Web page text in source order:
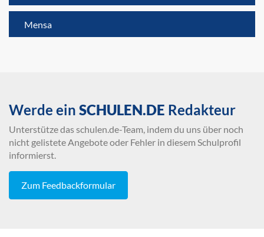
Mensa
Werde ein SCHULEN.DE Redakteur
Unterstütze das schulen.de-Team, indem du uns über noch
nicht gelistete Angebote oder Fehler in diesem Schulprofil
informierst.
Zum Feedbackformular